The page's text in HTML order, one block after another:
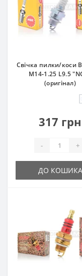
Свічка пилки/коси
M14‑1.25 L9.5
(оригінал)
317 грн
- +
ДО КОШИКА